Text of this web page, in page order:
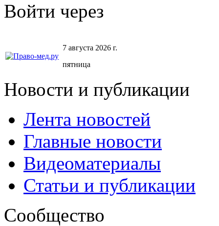
Войти через
7 августа 2026 г.
пятница
Новости и публикации
Лента новостей
Главные новости
Видеоматериалы
Статьи и публикации
Сообщество